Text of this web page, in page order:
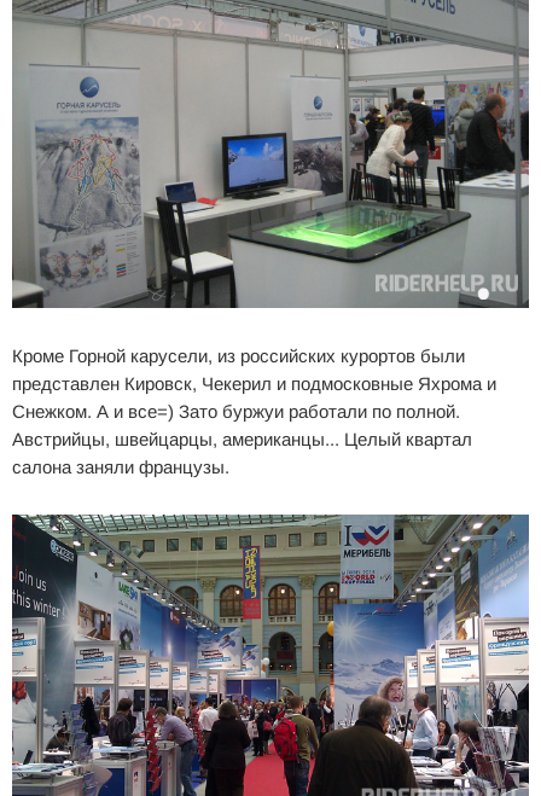
Кроме Горной карусели, из российских курортов были
представлен Кировск, Чекерил и подмосковные Яхрома и
Снежком. А и все=) Зато буржуи работали по полной.
Австрийцы, швейцарцы, американцы... Целый квартал
салона заняли французы.